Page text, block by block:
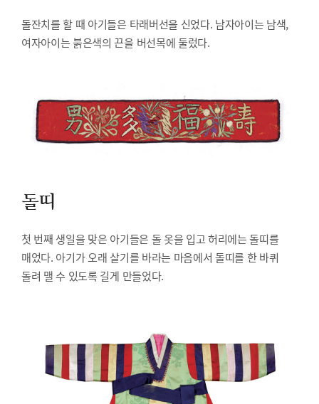
돌잔치를 할 때 아기들은 타래버선을 신었다. 남자아이는 남색,
여자아이는 붉은색의 끈을 버선목에 둘렀다.
돌띠
첫 번째 생일을 맞은 아기들은 돌 옷을 입고 허리에는 돌띠를
매었다. 아기가 오래 살기를 바라는 마음에서 돌띠를 한 바퀴
돌려 맬 수 있도록 길게 만들었다.